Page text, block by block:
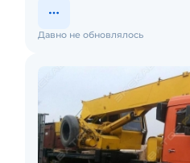
Давно не обновлялось